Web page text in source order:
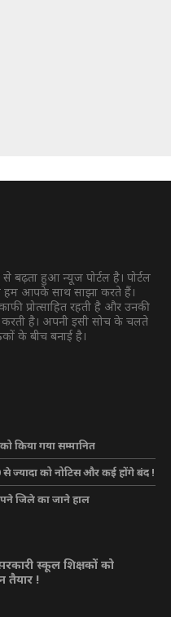
से बढ़ता हुआ न्यूज पोर्टल है। पोर्टल
हम आपके साथ साझा करते हैं।
प्रोत्साहित रहती है और उनकी
है। अपनी इसी सोच के चलते
के बीच बनाई है।
किया गया सम्मानित
ज्यादा को नोटिस और कई होंगे बंद !
जिले का जाने हाल
स्कूल शिक्षकों को
तैयार !